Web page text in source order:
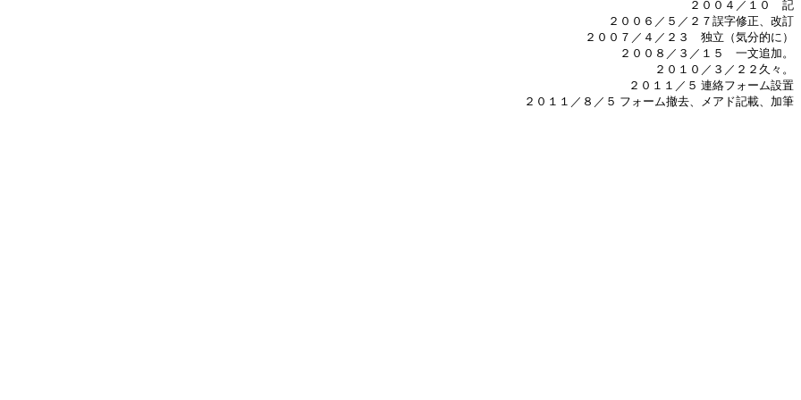
２００４／１０ 記
２００６／５／２７誤字修正、改訂
２００７／４／２３ 独立（気分的に）
２００８／３／１５ 一文追加。
２０１０／３／２２久々。
２０１１／５ 連絡フォーム設置
２０１１／８／５ フォーム撤去、メアド記載、加筆